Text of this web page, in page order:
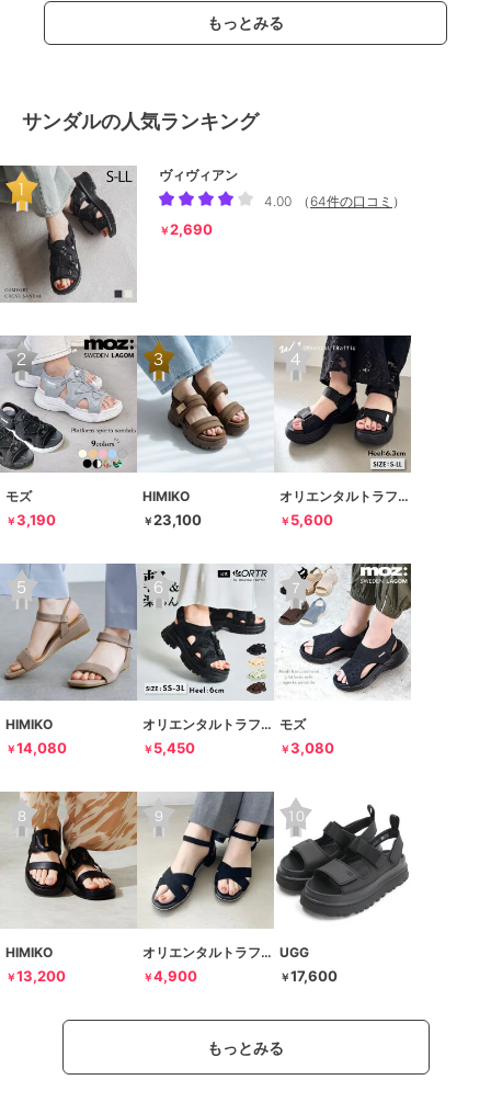
もっとみる
サンダルの人気ランキング
ヴィヴィアン
4.00
（64件の口コミ ）
￥2,690
モズ
￥3,190
HIMIKO
￥23,100
オリエンタルトラフィック
￥ 5,600
HIMIKO
￥14,080
オリエンタルトラフィック
￥ 5,450
モズ
￥3,080
HIMIKO
￥13,200
オリエンタルトラフィック
￥4,900
UGG
￥17,600
もっとみる